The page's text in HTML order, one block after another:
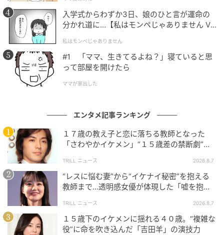
蘇らせる。それには中途半端では届かない。満島の全
力が、こうした難役を引き寄せている。
どの場でも、出し惜しまない
満島の全力は、演技の外でも変わらない。2022年のフ
スマヤンキー・難破猛を演じた。主人公の兄で、無職
ながら義理人情に厚い豪傑だ。2024年のTBS日曜劇場
『さよならマエストロ』ではインテリでかつ謎の男・
鏑木晃一を担う。派手な主演街道を急ぐのではなく、
こうした役で作品の芯を支え、現場に必要とされる確
かさで信頼を積んできた。
バラエティの場でも、その姿勢は変わらない。日本テ
レビ系『メシドラ』では、EXIT・兼近大樹とダブルMC
入学式からわずか3日、娘のひと言が運命の
分かれ道に…【私はモンペじゃありません Vo
私はモンペじゃありません
#1 「ママ、生きてるよね？」寝ていると思
って部屋を開けたら
ママが家出した
エンタメ記事ランキング
１７歳の教え子と恋に落ちる教師となった
「さわやかイケメン」“１５歳差の禁断劇”が
TRILL ニュース 2026.8.7
“レスに悩む妻”から“イケナイ秘密”を抱える
教師まで…透明感女優が体現した「嘘を抱え
TRILL ニュース 2026.8.7
１５歳下のイケメンに揺れる４０歳。“複雑な
役”に命を吹き込んだ「吉田羊」の演技力